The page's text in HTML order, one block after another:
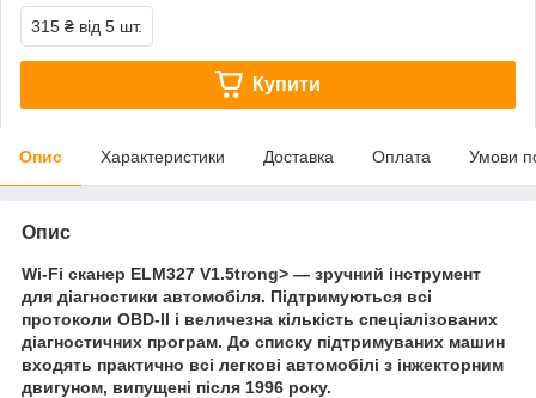
315 ₴ від 5 шт.
Купити
Опис Характеристики Доставка Оплата Умови
Опис
Wi-Fi сканер ELM327 V1.5trong> — зручний інструмент
для діагностики автомобіля. Підтримуються всі
протоколи OBD-II і величезна кількість спеціалізованих
діагностичних програм. До списку підтримуваних машин
входять практично всі легкові автомобілі з інжекторним
двигуном, випущені після 1996 року.